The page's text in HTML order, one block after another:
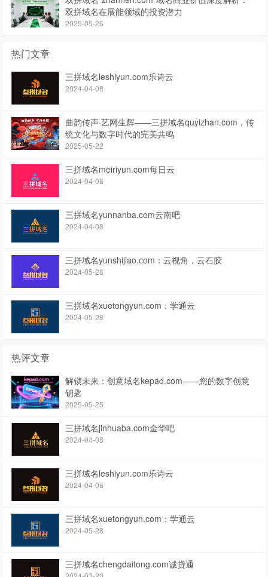
双拼域名在展能领域的投资潜力
2025-05-26
热门文章
三拼域名leshiyun.com乐诗云
2024-04-08
曲韵传声·艺网生辉——三拼域名quyizhan.com，传
统文化与数字时代的完美共鸣
2025-05-22
三拼域名meiriyun.com每日云
2024-04-08
三拼域名yunnanba.com云南吧
2024-04-08
三拼域名yunshijiao.com：云视角，云石胶
2024-05-28
三拼域名xuetongyun.com：学通云
2024-05-28
热评文章
解锁未来：创意域名kepad.com——您的数字创意
钥匙
2025-05-25
三拼域名jinhuaba.com金华吧
2024-04-08
三拼域名leshiyun.com乐诗云
2024-04-08
三拼域名xuetongyun.com：学通云
2024-05-28
三拼域名chengdaitong.com诚贷通